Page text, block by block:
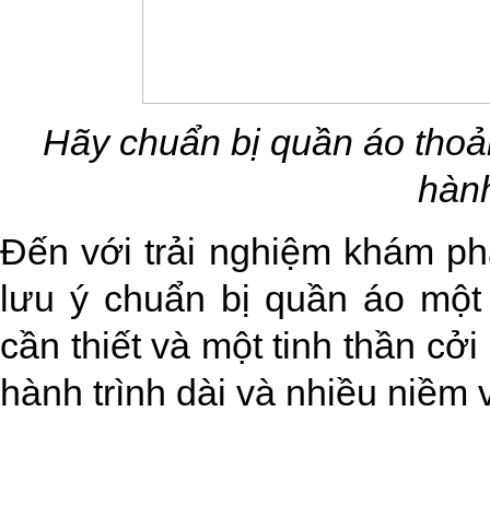
Hãy chuẩn bị quần áo
Đến với trải nghiệm khám
lưu ý chuẩn bị quần áo
cần thiết và một tinh thần
hành trình dài và nhiều niềm